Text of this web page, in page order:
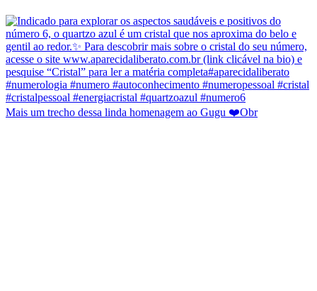
Mais um trecho dessa linda homenagem ao Gugu ❤️Obr